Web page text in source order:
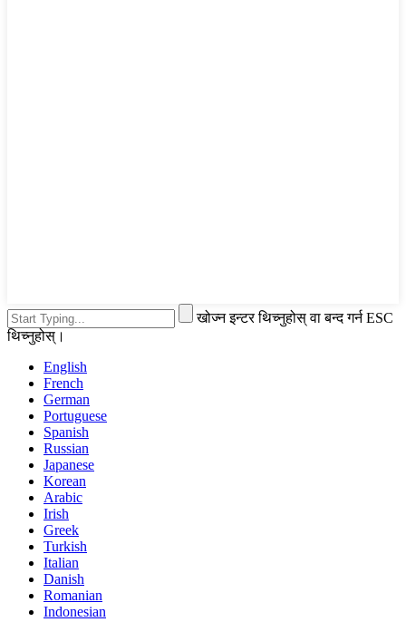
खोज्न इन्टर थिच्नुहोस् वा बन्द गर्न ESC
थिच्नुहोस्।
English
French
German
Portuguese
Spanish
Russian
Japanese
Korean
Arabic
Irish
Greek
Turkish
Italian
Danish
Romanian
Indonesian